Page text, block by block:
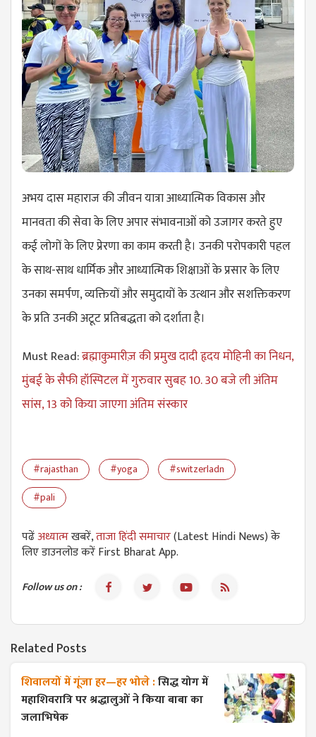
अभय दास महाराज की जीवन यात्रा आध्यात्मिक विकास और
मानवता की सेवा के लिए अपार संभावनाओं को उजागर करते हुए
कई लोगों के लिए प्रेरणा का काम करती है। उनकी परोपकारी पहल
के साथ-साथ धार्मिक और आध्यात्मिक शिक्षाओं के प्रसार के लिए
उनका समर्पण, व्यक्तियों और समुदायों के उत्थान और सशक्तिकरण
के प्रति उनकी अटूट प्रतिबद्धता को दर्शाता है।
Must Read:ब्रह्माकुमारीज़ की प्रमुख दादी हृदय मोहिनी का निधन,
मुंबई के सैफी हॉस्पिटल में गुरुवार सुबह 10. 30 बजे ली अंतिम
सांस​, 13 को किया जाएगा अंतिम संस्कार
#rajasthan #yoga
#switzerladn
#pali
पढेंअध्यात्मखबरें,ताजा हिंदी समाचार(Latest Hindi News) के
लिए डाउनलोड करें First Bharat App.
Follow us on :
Related Posts
शिवालयों में गूंजा हर—हर भोले :सिद्ध योग में
महाशिवरात्रि पर श्रद्धालुओं ने किया बाबा का
जलाभिषेक